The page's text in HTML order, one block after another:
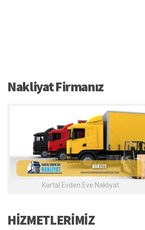
Nakliyat Firmanız
Kartal Evden Eve Nakliyat
HİZMETLERİMİZ